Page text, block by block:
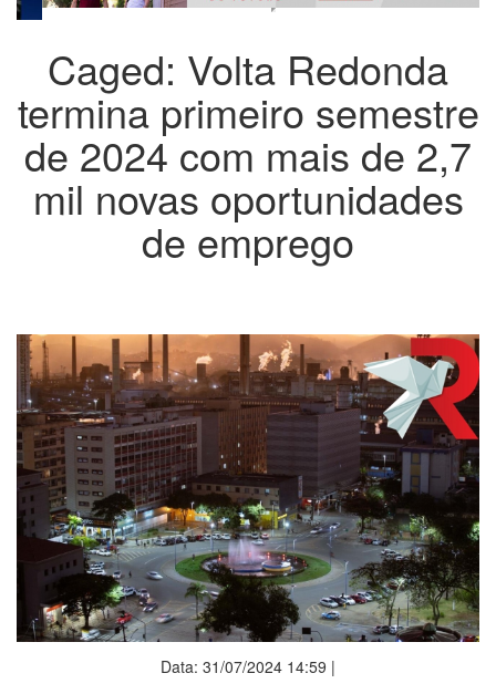
Caged: Volta Redonda
termina primeiro semestre
de 2024 com mais de 2,7
mil novas oportunidades
de emprego